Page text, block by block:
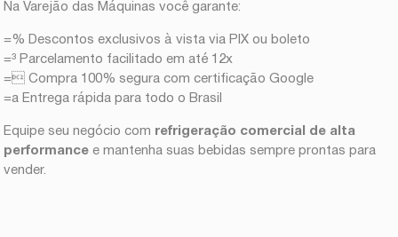
Na Varejão das Máquinas você garante:
=% Descontos exclusivos à vista via PIX ou boleto
=³ Parcelamento facilitado em até 12x
= Compra 100% segura com certificação Google
=a Entrega rápida para todo o Brasil
Equipe seu negócio com refrigeração comercial de alta
performance e mantenha suas bebidas sempre prontas para
vender.